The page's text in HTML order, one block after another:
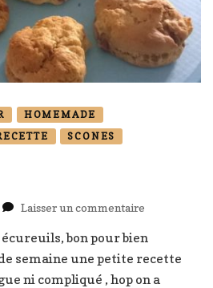
HOMEMADE
SCONES
Laisser un commentaire
bon pour bien
semaine une petite recette
ni compliqué , hop on a